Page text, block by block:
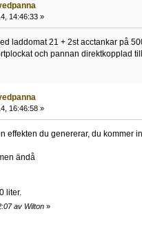
14:46:33 »
laddomat 21 + 2st acctankar på
och pannan direktkopplad
16:46:58 »
effekten du genererar, du kommer
ändå
liter.
av Wilton»